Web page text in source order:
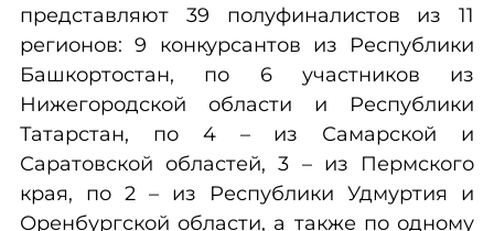
представляют 39 полуфиналистов из 11
регионов: 9 конкурсантов из Республики
Башкортостан, по 6 участников из
Нижегородской области и Республики
Татарстан, по 4 – из Самарской и
Саратовской областей, 3 – из Пермского
края, по 2 – из Республики Удмуртия и
Оренбургской области, а также по одному